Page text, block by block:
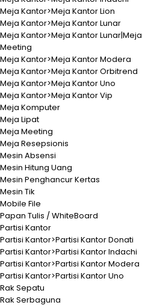
Meja Kantor>Meja Kantor Lion
Meja Kantor>Meja Kantor Lunar
Meja Kantor>Meja Kantor Lunar|Meja
Meeting
Meja Kantor>Meja Kantor Modera
Meja Kantor>Meja Kantor Orbitrend
Meja Kantor>Meja Kantor Uno
Meja Kantor>Meja Kantor Vip
Meja Komputer
Meja Lipat
Meja Meeting
Meja Resepsionis
Mesin Absensi
Mesin Hitung Uang
Mesin Penghancur Kertas
Mesin Tik
Mobile File
Papan Tulis / WhiteBoard
Partisi Kantor
Partisi Kantor>Partisi Kantor Donati
Partisi Kantor>Partisi Kantor Indachi
Partisi Kantor>Partisi Kantor Modera
Partisi Kantor>Partisi Kantor Uno
Rak Sepatu
Rak Serbaguna